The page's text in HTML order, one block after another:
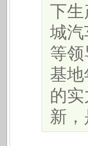
下
城
等
基
的
新